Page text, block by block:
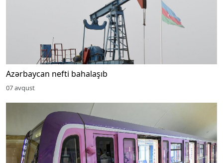
Azərbaycan nefti bahalaşıb
07 avqust